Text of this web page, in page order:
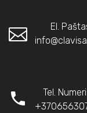
El.
Tel.